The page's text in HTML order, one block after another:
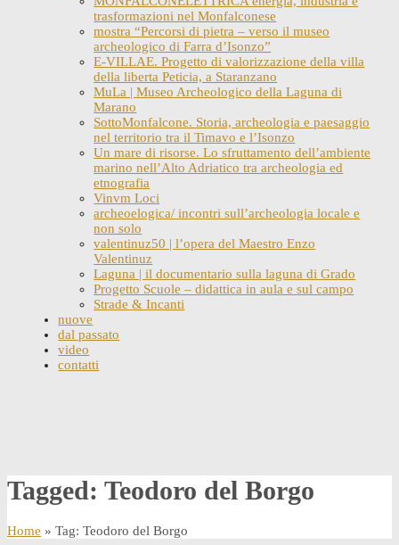
trasformazioni nel Monfalconese
mostra “Percorsi di pietra – verso il museo
archeologico di Farra d’Isonzo”
E-VILLAE. Progetto di valorizzazione della villa
della liberta Peticia, a Staranzano
MuLa | Museo Archeologico della Laguna di
Marano
SottoMonfalcone. Storia, archeologia e paesaggio
nel territorio tra il Timavo e l’Isonzo
Un mare di risorse. Lo sfruttamento dell’ambiente
marino nell’Alto Adriatico tra archeologia ed
etnografia
Vinvm Loci
archeoelogica/ incontri sull’archeologia locale e
non solo
valentinuz50 | l’opera del Maestro Enzo
Valentinuz
Laguna | il documentario sulla laguna di Grado
Progetto Scuole – didattica in aula e sul campo
Strade & Incanti
nuove
dal passato
video
contatti
Tagged: Teodoro del Borgo
Home » Tag: Teodoro del Borgo